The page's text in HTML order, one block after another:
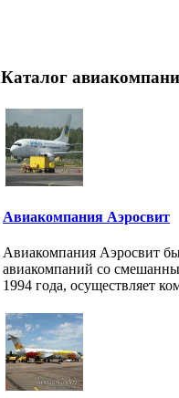
Каталог
Авиакомпания Аэросвит
Авиакомпания Аэросвит
авиакомпаний со
1994 года, осуществляет